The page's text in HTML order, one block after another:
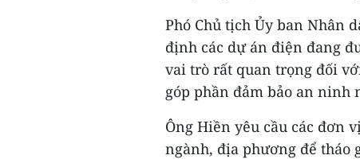
Phó Chủ tịch Ủy ban Nhân
định các dự án điện đang
vai trò rất quan trọng đối
góp phần đảm bảo an ninh
Ông Hiền yêu cầu các đơn
ngành, địa phương để tháo